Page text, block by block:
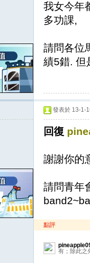
我女今年
多功課,
請問各位
績5錯. 但
發表於 13-1-
回復
謝謝你的
請問青年
點評
有；除此